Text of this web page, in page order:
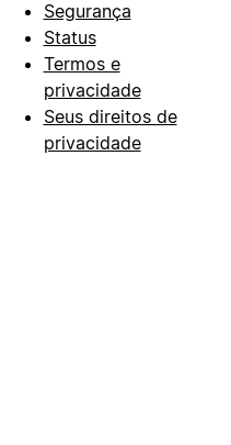
Segurança
Status
Termos e
privacidade
Seus direitos de
privacidade